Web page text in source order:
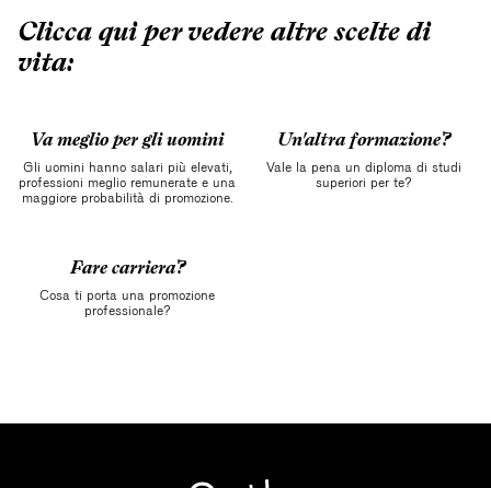
Clicca qui per vedere altre scelte di
vita:
Va meglio per gli uomini
Gli uomini hanno salari più elevati,
professioni meglio remunerate e una
maggiore probabilità di promozione.
Un'altra formazione?
Vale la pena un diploma di studi
superiori per te?
Fare carriera?
Cosa ti porta una promozione
professionale?